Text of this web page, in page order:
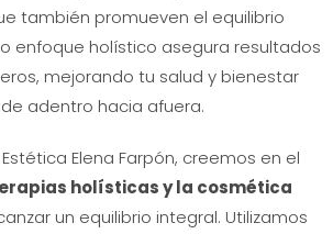
también promueven el equilibrio
enfoque holístico asegura resultados
mejorando tu salud y bienestar
adentro hacia afuera.
Elena Farpón, creemos en el
holísticas y la cosmética
un equilibrio integral. Utilizamos